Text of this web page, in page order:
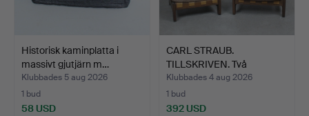
Historisk kaminplatta i
massivt gjutjärn m…
Klubbades 5 aug 2026
1 bud
58 USD
CARL STRAUB.
TILLSKRIVEN. Två
brutalistisk…
Klubbades 4 aug 2026
1 bud
392 USD